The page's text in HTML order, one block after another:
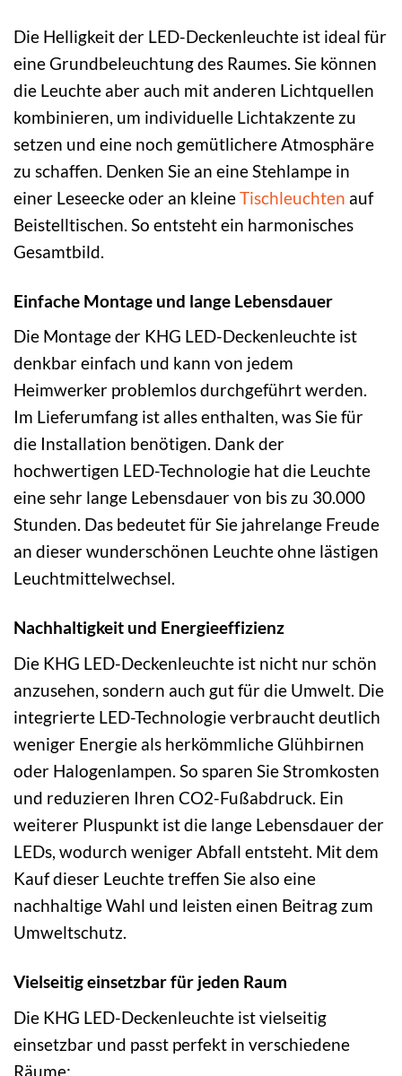
Die Helligkeit der LED-Deckenleuchte ist ideal für
eine Grundbeleuchtung des Raumes. Sie können
die Leuchte aber auch mit anderen Lichtquellen
kombinieren, um individuelle Lichtakzente zu
setzen und eine noch gemütlichere Atmosphäre
zu schaffen. Denken Sie an eine Stehlampe in
einer Leseecke oder an kleineTischleuchten auf
Beistelltischen. So entsteht ein harmonisches
Gesamtbild.
Einfache Montage und lange Lebensdauer
Die Montage der KHG LED-Deckenleuchte ist
denkbar einfach und kann von jedem
Heimwerker problemlos durchgeführt werden.
Im Lieferumfang ist alles enthalten, was Sie für
die Installation benötigen. Dank der
hochwertigen LED-Technologie hat die Leuchte
eine sehr lange Lebensdauer von bis zu 30.000
Stunden. Das bedeutet für Sie jahrelange Freude
an dieser wunderschönen Leuchte ohne lästigen
Leuchtmittelwechsel.
Nachhaltigkeit und Energieeffizienz
Die KHG LED-Deckenleuchte ist nicht nur schön
anzusehen, sondern auch gut für die Umwelt. Die
integrierte LED-Technologie verbraucht deutlich
weniger Energie als herkömmliche Glühbirnen
oder Halogenlampen. So sparen Sie Stromkosten
und reduzieren Ihren CO2-Fußabdruck. Ein
weiterer Pluspunkt ist die lange Lebensdauer der
LEDs, wodurch weniger Abfall entsteht. Mit dem
Kauf dieser Leuchte treffen Sie also eine
nachhaltige Wahl und leisten einen Beitrag zum
Umweltschutz.
Vielseitig einsetzbar für jeden Raum
Die KHG LED-Deckenleuchte ist vielseitig
einsetzbar und passt perfekt in verschiedene
Räume: